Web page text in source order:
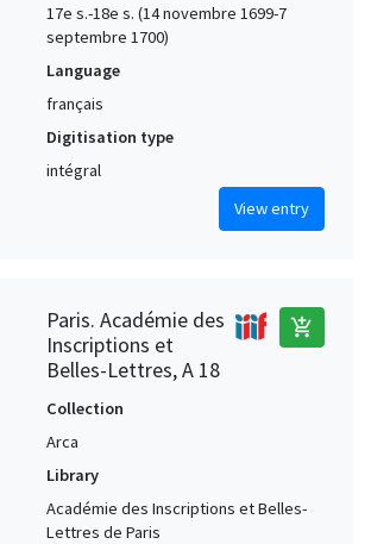
17e s.-18e s. (14 novembre 1699-7
septembre 1700)
Language
français
Digitisation type
intégral
View entry
Paris. Académie des
Inscriptions et
Belles-Lettres, A 18
add_shopping_cart
Collection
Arca
Library
Académie des Inscriptions et Belles-
Lettres de Paris